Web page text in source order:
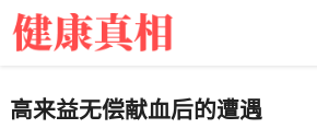
高来益无偿献血后的遭遇